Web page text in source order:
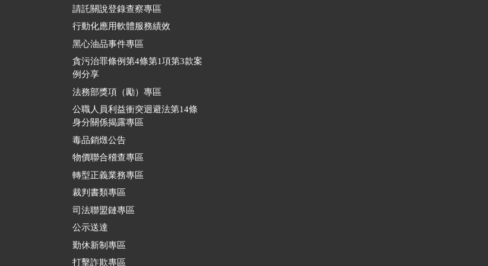
請託關說登錄查察專區
行動化應用軟體服務績效
黑心油品事件專區
貪污治罪條例第4條第1項第3款案
例分享
法務部獎項（勵）專區
公職人員利益衝突迴避法第14條
身分關係揭露專區
毒品銷燬公告
物價聯合稽查專區
轉型正義業務專區
裁判書類專區
司法聯盟鏈專區
公示送達
勤休新制專區
打擊詐欺專區